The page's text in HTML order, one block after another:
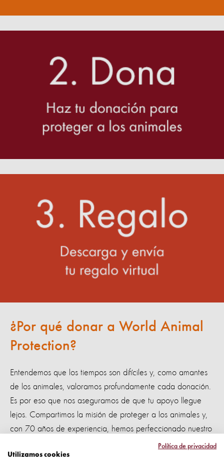
¿Por qué donar a World Animal
Protection?
Entendemos que los tiempos son difíciles y, como amantes
de los animales, valoramos profundamente cada donación.
Es por eso que nos aseguramos de que tu apoyo llegue
lejos. Compartimos la misión de proteger a los animales y,
con 70 años de experiencia, hemos perfeccionado nuestro
enfoque para que cada contribución cuente.Política de privacidad
Utilizamos cookies